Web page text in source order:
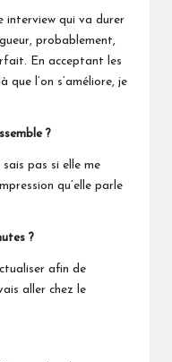
interview qui va durer
probablement,
En acceptant les
que l’on s’améliore, je
?
pas si elle me
qu’elle parle
?
afin de
aller chez le